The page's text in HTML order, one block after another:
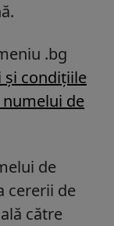
.bg
și condițiile
de
de
cererii de
către